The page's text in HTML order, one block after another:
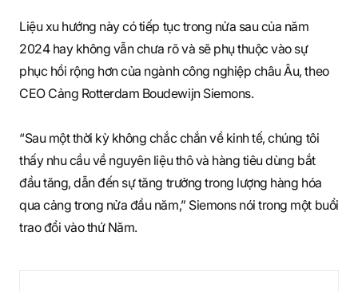
Liệu xu hướng này có tiếp tục trong nửa sau của năm
2024 hay không vẫn chưa rõ và sẽ phụ thuộc vào sự
phục hồi rộng hơn của ngành công nghiệp châu Âu, theo
CEO Cảng Rotterdam Boudewijn Siemons.
“Sau một thời kỳ không chắc chắn về kinh tế, chúng tôi
thấy nhu cầu về nguyên liệu thô và hàng tiêu dùng bắt
đầu tăng, dẫn đến sự tăng trưởng trong lượng hàng hóa
qua cảng trong nửa đầu năm,” Siemons nói trong một buổi
trao đổi vào thứ Năm.